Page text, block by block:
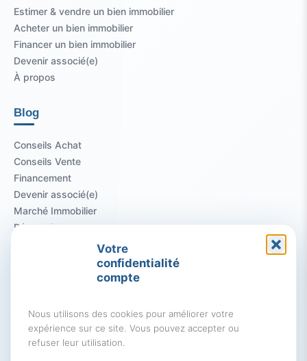
Votre
confidentialité
compte
Nous utilisons des cookies pour améliorer votre
expérience sur ce site. Vous pouvez accepter ou
refuser leur utilisation.
Estimer & vendre un bien immobilier
Acheter un bien immobilier
Financer un bien immobilier
Devenir associé(e)
À propos
Blog
Conseils Achat
Conseils Vente
Financement
Devenir associé(e)
Marché Immobilier
Rénovation
Politique de confidentialité
Politique de cookies